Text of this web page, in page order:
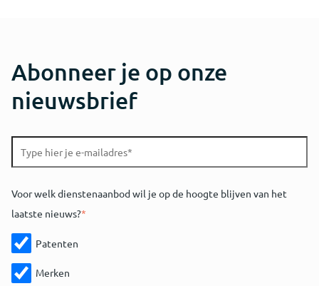
Abonneer je op onze
nieuwsbrief
Voor welk dienstenaanbod wil je op de hoogte blijven van het
laatste nieuws?*
Patenten
Merken